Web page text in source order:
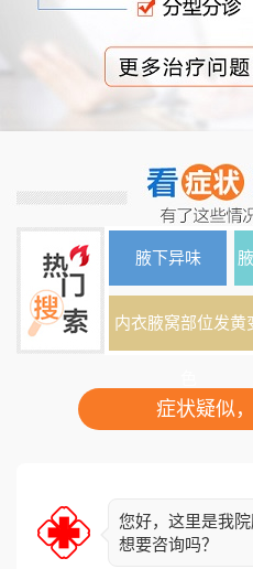
腋下异味
内衣腋窝部位发黄
症状疑似
您好，这里是我
想要咨询吗？